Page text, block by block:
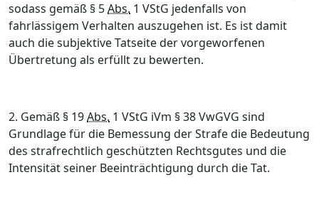
sodass gemäß § 5Abs. 1 VStG jedenfalls von
fahrlässigem Verhalten auszugehen ist. Es ist damit
auch die subjektive Tatseite der vorgeworfenen
Übertretung als erfüllt zu bewerten.
2. Gemäß § 19Abs. 1 VStG iVm § 38 VwGVG sind
Grundlage für die Bemessung der Strafe die Bedeutung
des strafrechtlich geschützten Rechtsgutes und die
Intensität seiner Beeinträchtigung durch die Tat.